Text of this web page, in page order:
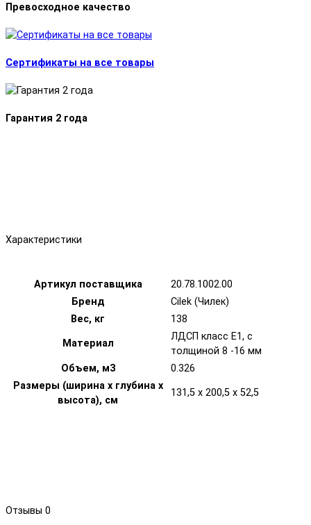
Превосходное качество
Сертификаты на все товары
Гарантия 2 года
Характеристики
Артикул поставщика
20.78.1002.00
Бренд
Cilek (Чилек)
Вес, кг
138
Материал
ЛДСП класс Е1, с
толщиной 8 -16 мм
Объем, м3
0.326
Размеры (ширина х глубина х
высота), см
131,5 x 200,5 x 52,5
Отзывы 0